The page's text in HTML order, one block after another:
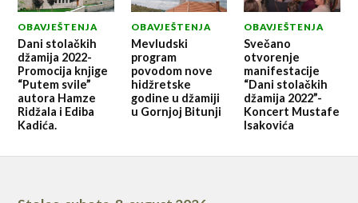
OBAVJEŠTENJA
Dani stolačkih
džamija 2022-
Promocija knjige
“Putem svile”
autora Hamze
Ridžala i Ediba
Kadića.
OBAVJEŠTENJA
Mevludski
program
povodom nove
hidžretske
godine u džamiji
u Gornjoj Bitunji
OBAVJEŠTENJA
Svečano
otvorenje
manifestacije
“Dani stolačkih
džamija 2022”-
Koncert Mustafe
Isakovića